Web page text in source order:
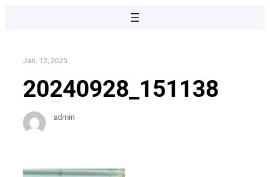
wechseln
Jan. 12, 2025
20240928_151138
admin